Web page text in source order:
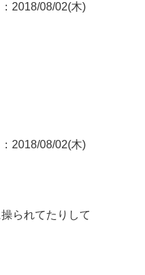
：2018/08/02(木)
：2018/08/02(木)
られてたりして